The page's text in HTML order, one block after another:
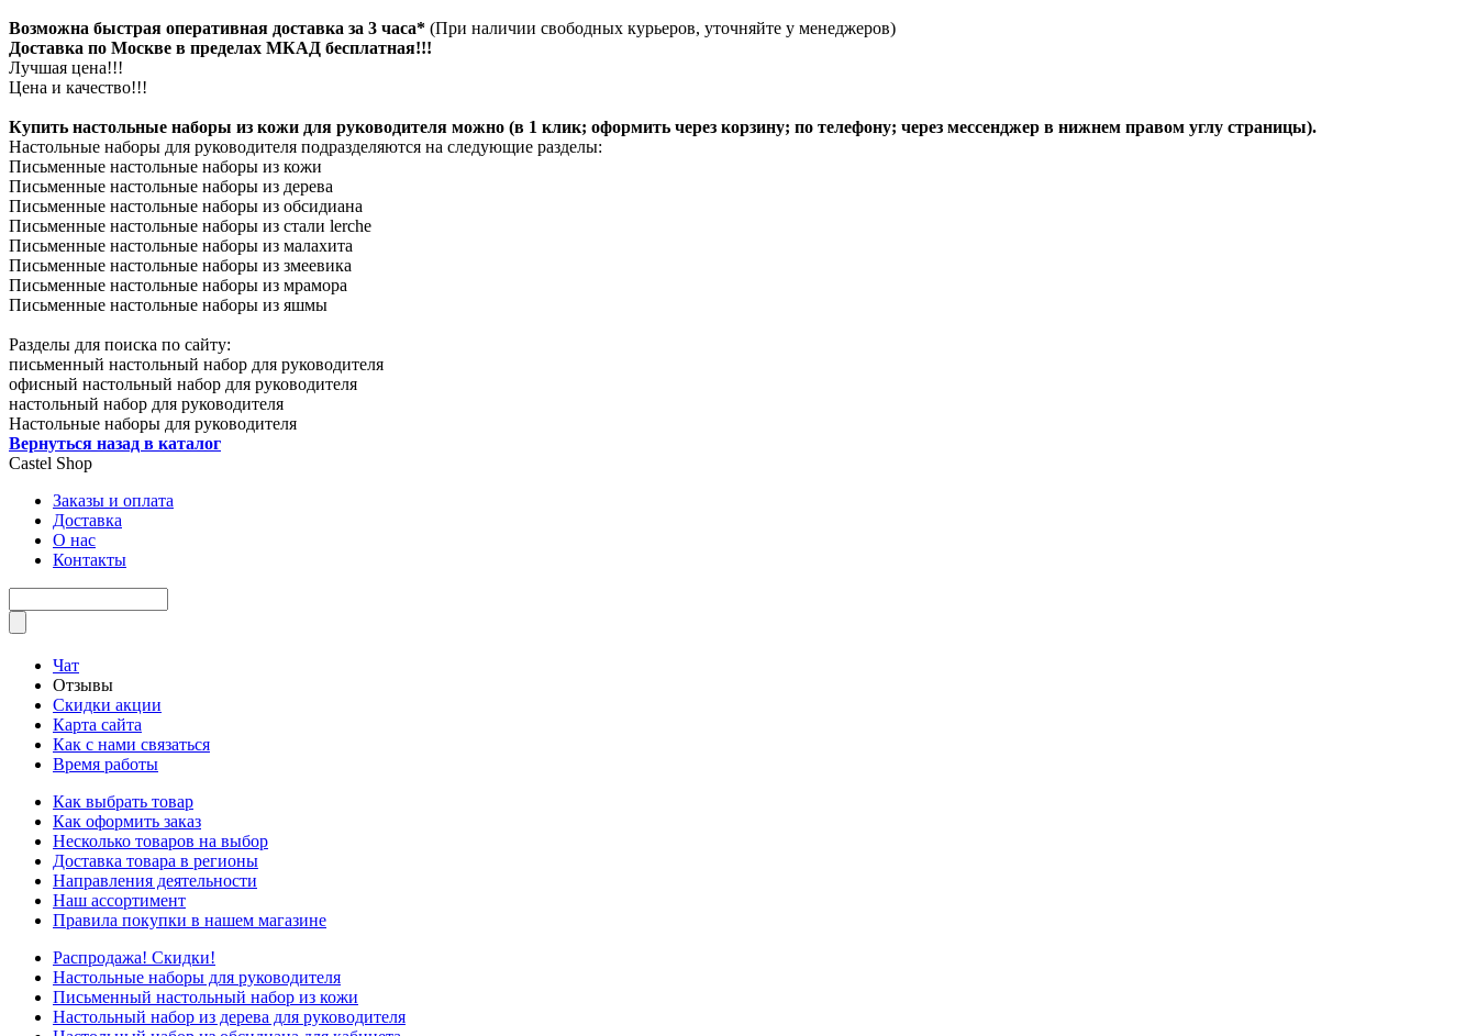
Возможна быстрая оперативная доставка за 3 часа* (При наличии свободных курьеров, уточняйте у менеджеров)
Доставка по Москве в пределах МКАД бесплатная!!!
Лучшая цена!!!
Цена и качество!!!
Купить настольные наборы из кожи для руководителя можно (в 1 клик; оформить через корзину; по телефону; через мессенджер в нижнем правом углу страницы).
Настольные наборы для руководителя подразделяются на следующие разделы:
Письменные настольные наборы из кожи
Письменные настольные наборы из дерева
Письменные настольные наборы из обсидиана
Письменные настольные наборы из стали lerche
Письменные настольные наборы из малахита
Письменные настольные наборы из змеевика
Письменные настольные наборы из мрамора
Письменные настольные наборы из яшмы
Разделы для поиска по сайту:
письменный настольный набор для руководителя
офисный настольный набор для руководителя
настольный набор для руководителя
Настольные наборы для руководителя
Вернуться назад в каталог
Castel Shop
Заказы и оплата
Доставка
О нас
Контакты
Чат
Отзывы
Скидки акции
Карта сайта
Как с нами связаться
Время работы
Как выбрать товар
Как оформить заказ
Несколько товаров на выбор
Доставка товара в регионы
Направления деятельности
Наш ассортимент
Правила покупки в нашем магазине
Распродажа! Скидки!
Настольные наборы для руководителя
Письменный настольный набор из кожи
Настольный набор из дерева для руководителя